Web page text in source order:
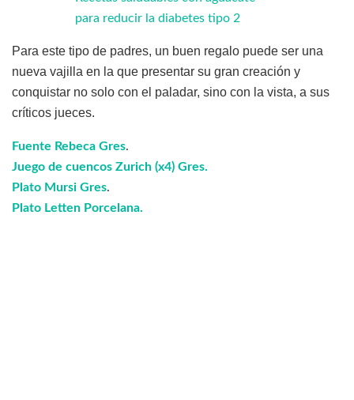
para reducir la diabetes tipo 2
Para este tipo de padres, un buen regalo puede ser una
nueva vajilla en la que presentar su gran creación y
conquistar no solo con el paladar, sino con la vista, a sus
críticos jueces.
Fuente Rebeca Gres.
Juego de cuencos Zurich (x4) Gres.
Plato Mursi Gres.
Plato Letten Porcelana.